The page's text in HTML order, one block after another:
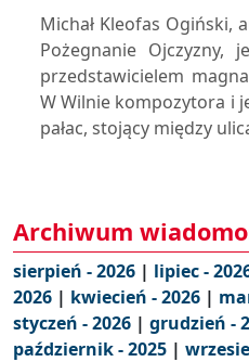
Michał Kleofas Ogiński,
Pożegnanie Ojczyzny,
przedstawicielem
W Wilnie kompozytora i
pałac, stojący między
Archiwum
sierpień - 2026 | lipiec -
2026 | kwiecień - 2026 |
styczeń - 2026 | grudzień -
październik - 2025 |